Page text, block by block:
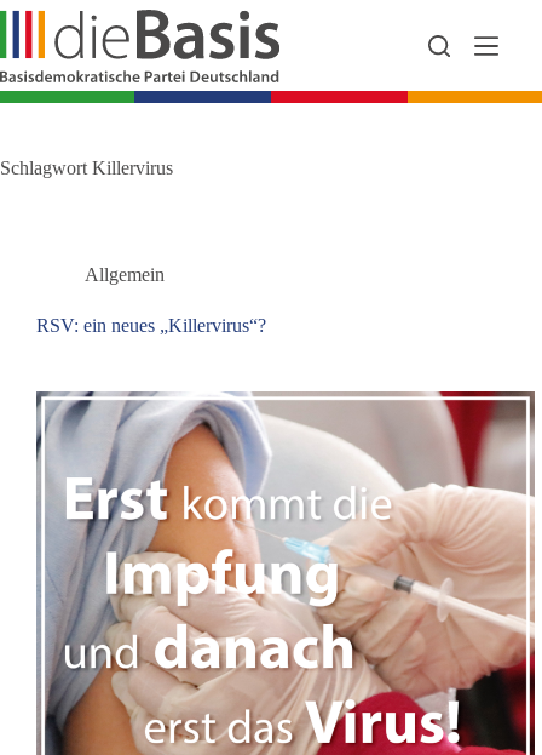
Zum
springen
Schlagwort Killervirus
Allgemein
RSV: ein neues „Killervirus“?